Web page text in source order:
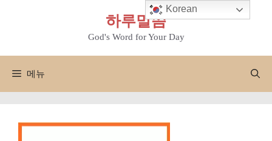
하루말씀
God's Word for Your Day
메뉴
Korean